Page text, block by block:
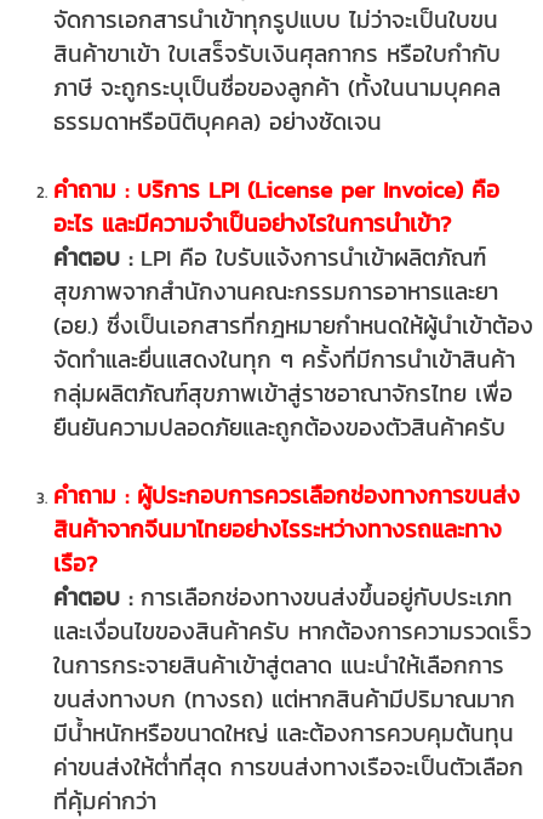
จัดการเอกสารนำเข้าทุกรูปแบบ ไม่ว่าจะเป็นใบขน
สินค้าขาเข้า ใบเสร็จรับเงินศุลกากร หรือใบกำกับ
ภาษี จะถูกระบุเป็นชื่อของลูกค้า (ทั้งในนามบุคคล
ธรรมดาหรือนิติบุคคล) อย่างชัดเจน
คำถาม : บริการ LPI (License per Invoice) คือ
อะไร และมีความจำเป็นอย่างไรในการนำเข้า?
คำตอบ :LPI คือ ใบรับแจ้งการนำเข้าผลิตภัณฑ์
สุขภาพจากสำนักงานคณะกรรมการอาหารและยา
(อย.) ซึ่งเป็นเอกสารที่กฎหมายกำหนดให้ผู้นำเข้าต้อง
จัดทำและยื่นแสดงในทุก ๆ ครั้งที่มีการนำเข้าสินค้า
กลุ่มผลิตภัณฑ์สุขภาพเข้าสู่ราชอาณาจักรไทย เพื่อ
ยืนยันความปลอดภัยและถูกต้องของตัวสินค้าครับ
คำถาม : ผู้ประกอบการควรเลือกช่องทางการขนส่ง
สินค้าจากจีนมาไทยอย่างไรระหว่างทางรถและทาง
เรือ?
คำตอบ :การเลือกช่องทางขนส่งขึ้นอยู่กับประเภท
และเงื่อนไขของสินค้าครับ หากต้องการความรวดเร็ว
ในการกระจายสินค้าเข้าสู่ตลาด แนะนำให้เลือกการ
ขนส่งทางบก (ทางรถ) แต่หากสินค้ามีปริมาณมาก
มีน้ำหนักหรือขนาดใหญ่ และต้องการควบคุมต้นทุน
ค่าขนส่งให้ต่ำที่สุด การขนส่งทางเรือจะเป็นตัวเลือก
ที่คุ้มค่ากว่า